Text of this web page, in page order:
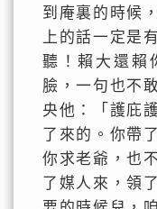
到庵裏的時候
上的話一定是
聽！賴大還賴
臉，一句也不
央他：「護庇
了來的。你帶
你求老爺，也
了媒人來，領